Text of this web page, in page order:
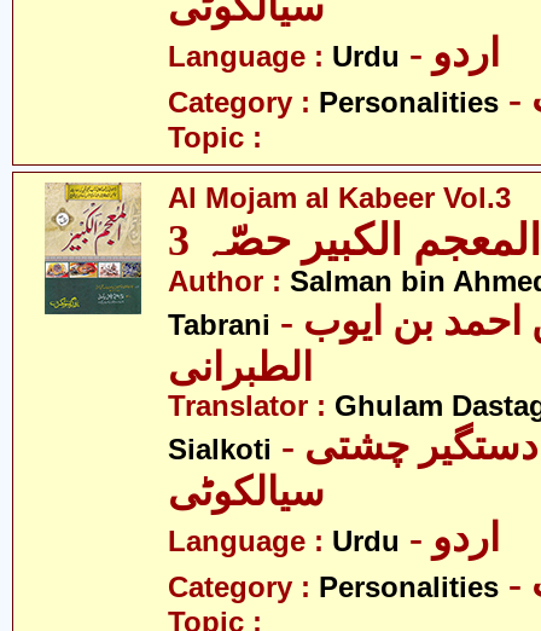
Language : Urdu - اردو
Category : Personalities
Topic :
Al Mojam al Kabeer Vol.3
المعجم الکبیر حصّہ 3
Author : Salman bin
Tabrani - سلمان بن احمد بن ایوب
الطبرانی
Translator : Ghulam
Sialkoti - غلام دستگیر چشتی
سیالکوٹی
Language : Urdu - اردو
Category : Personalities
Topic :